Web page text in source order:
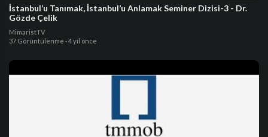
İstanbul’u Tanımak, İstanbul’u Anlamak Seminer Dizisi-3 - Dr.
Gözde Çelik
MimaristTV
37 Görüntülenme ·4 yıl önce